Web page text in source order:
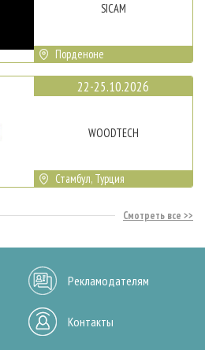
SICAM
Порденоне
22-25.10.2026
WOODTECH
Стамбул, Турция
Смотреть все
Рекламодателям
Контакты